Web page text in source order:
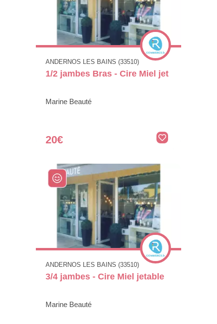
ANDERNOS LES BAINS (33510)
1/2 jambes Bras - Cire Miel jet
Marine Beauté
20€
ANDERNOS LES BAINS (33510)
3/4 jambes - Cire Miel jetable
Marine Beauté